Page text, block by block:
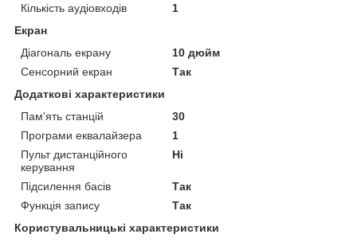
Кількість аудіовходів
1
Екран
Діагональ екрану
10 дюйм
Сенсорний екран
Так
Додаткові характеристики
Пам'ять станцій
30
Програми еквалайзера
1
Пульт дистанційного
керування
Ні
Підсилення басів
Так
Функція запису
Так
Користувальницькі характеристики